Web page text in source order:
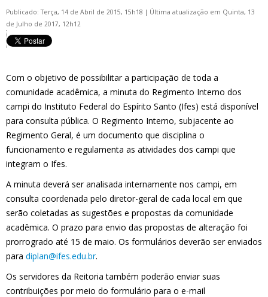
Publicado: Terça, 14 de Abril de 2015, 15h18 | Última atualização em Quinta, 13
de Julho de 2017, 12h12
Com o objetivo de possibilitar a participação de toda a
comunidade acadêmica, a minuta do Regimento Interno dos
campi do Instituto Federal do Espírito Santo (Ifes) está disponível
para consulta pública. O Regimento Interno, subjacente ao
Regimento Geral, é um documento que disciplina o
funcionamento e regulamenta as atividades dos campi que
integram o Ifes.
A minuta deverá ser analisada internamente nos campi, em
consulta coordenada pelo diretor-geral de cada local em que
serão coletadas as sugestões e propostas da comunidade
acadêmica. O prazo para envio das propostas de alteração foi
prorrogrado até 15 de maio. Os formulários deverão ser enviados
para diplan@ifes.edu.br.
Os servidores da Reitoria também poderão enviar suas
contribuições por meio do formulário para o e-mail